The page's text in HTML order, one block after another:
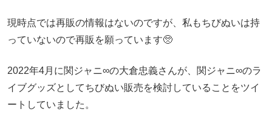
現時点では再販の情報はないのですが、私もちびぬいは持
っていないので再販を願っています🥺
2022年4月に関ジャニ∞の大倉忠義さんが、関ジャニ∞のラ
イブグッズとしてちびぬい販売を検討していることをツイ
ートしていました。